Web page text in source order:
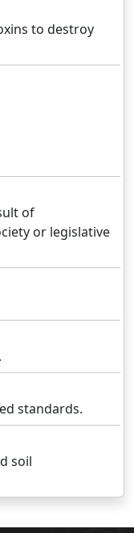
to destroy
of
or legislative
standards.
soil